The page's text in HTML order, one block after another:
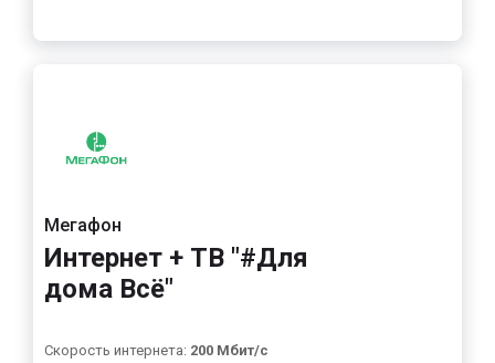
Мегафон
Интернет + ТВ "#Для
дома Всё"
Скорость интернета: 200 Мбит/с